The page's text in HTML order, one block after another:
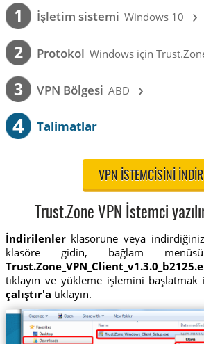
1 İşletim sistemi Windows 10 ›
2 Protokol Windows için
3 VPN Bölgesi ABD ›
4 Talimatlar
VPN ISTEMCISINI
Trust.Zone VPN İstemci
İndirilenlerklasörüne veya
klasöre gidin, bağlam
tıklayın ve yükleme işlemini
çalıştır'a tıklayın.